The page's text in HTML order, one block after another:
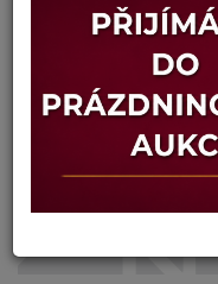
autorská bromostříbrná
razítkem, místopisný popis
Technika: fotografie
Šířka: 13 cm, výška: 18 cm